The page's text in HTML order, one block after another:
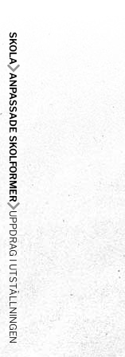
SKOLA
ANPASSADE SKOLFORMER
UPPDRAG I UTSTÄLLNINGEN